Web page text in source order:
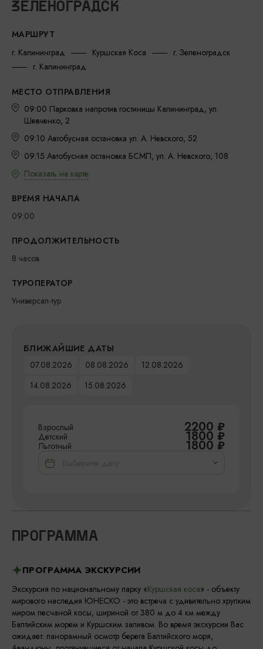
ЗЕЛЕНОГРАДСК
МАРШРУТ
г. Калининград
Куршская Коса
г. Зеленоградск
г. Калининград
МЕСТО ОТПРАВЛЕНИЯ
09:00 Парковка напротив гостиницы Калининград, ул.
Шевченко, 2
09:10 Автобусная остановка ул. А. Невского, 52
09:15 Автобусная остановка БСМП, ул. А. Невского, 108
Показать на карте
ВРЕМЯ НАЧАЛА
09:00
ПРОДОЛЖИТЕЛЬНОСТЬ
8 часов
ТУРОПЕРАТОР
Универсал-тур
БЛИЖАЙШИЕ ДАТЫ
07.08.2026
08.08.2026
12.08.2026
14.08.2026
15.08.2026
Взрослый 2200 ₽
Детский 1800 ₽
Льготный 1800 ₽
ПРОГРАММА
ПРОГРАММА ЭКСКУРСИИ
Экскурсия по национальному парку «Куршская коса» - объекту
мирового наследия ЮНЕСКО - это встреча с удивительно хрупким
миром песчаной косы, шириной от 380 м до 4 км между
Балтийским морем и Куршским заливом. Во время экскурсии Вас
ожидает: панорамный осмотр берега Балтийского моря,